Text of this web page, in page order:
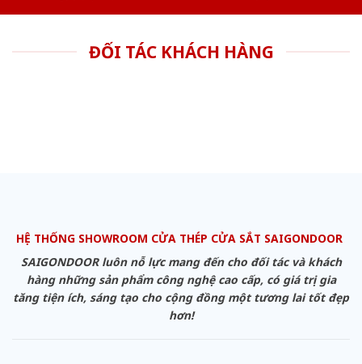
ĐỐI TÁC KHÁCH HÀNG
HỆ THỐNG SHOWROOM CỬA THÉP CỬA SẮT SAIGONDOOR
SAIGONDOOR luôn nỗ lực mang đến cho đối tác và khách
hàng những sản phẩm công nghệ cao cấp, có giá trị gia
tăng tiện ích, sáng tạo cho cộng đồng một tương lai tốt đẹp
hơn!